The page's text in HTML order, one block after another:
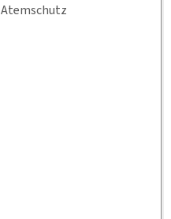
Atemschutz